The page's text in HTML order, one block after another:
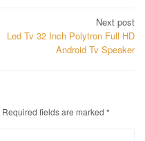
Next post
Led Tv 32 Inch Polytron Full HD
Android Tv Speaker
Required fields are marked *